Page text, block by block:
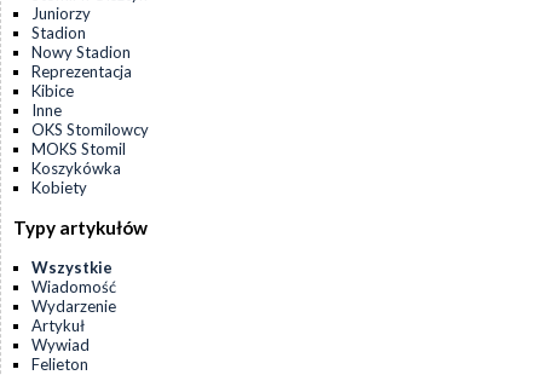
Juniorzy
Stadion
Nowy Stadion
Reprezentacja
Kibice
Inne
OKS Stomilowcy
MOKS Stomil
Koszykówka
Kobiety
Typy artykułów
Wszystkie
Wiadomość
Wydarzenie
Artykuł
Wywiad
Felieton